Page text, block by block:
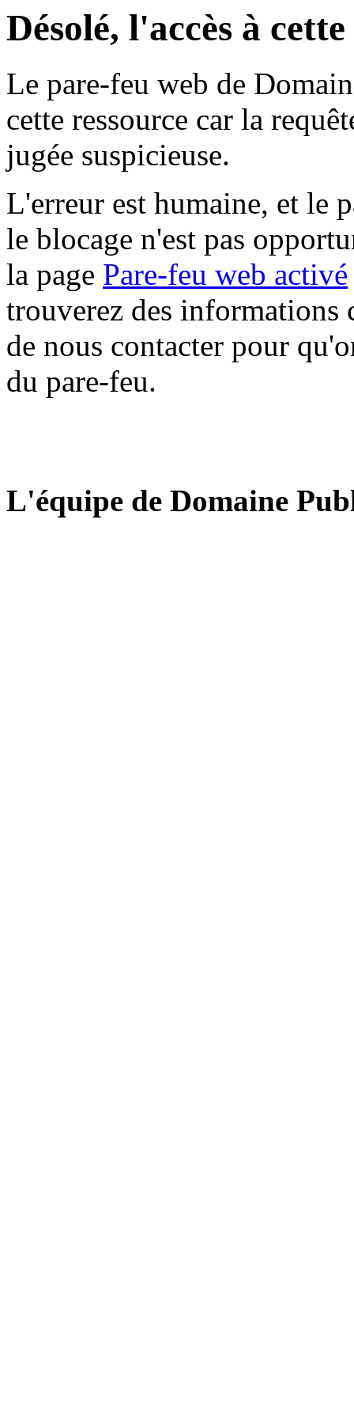
Désolé, l'accès à
Le pare-feu web de
cette ressource car la
jugée suspicieuse.
L'erreur est humaine, et le
le blocage n'est pas
la page Pare-feu web activé
trouverez des informations
de nous contacter pour
du pare-feu.
L'équipe de Domaine